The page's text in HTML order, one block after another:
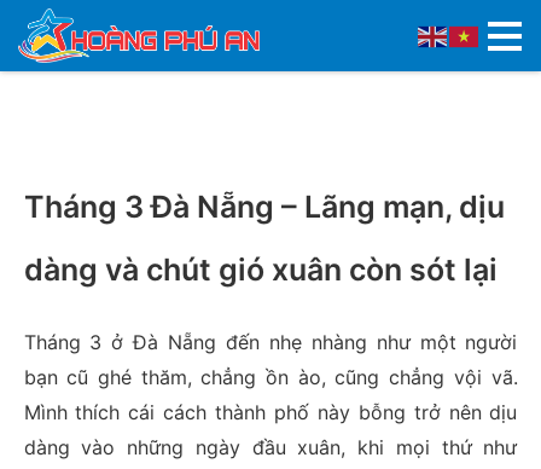
Tháng 3 Đà Nẵng – Lãng mạn, dịu
dàng và chút gió xuân còn sót lại
Tháng 3 ở Đà Nẵng đến nhẹ nhàng như một người
bạn cũ ghé thăm, chẳng ồn ào, cũng chẳng vội vã.
Mình thích cái cách thành phố này bỗng trở nên dịu
dàng vào những ngày đầu xuân, khi mọi thứ như